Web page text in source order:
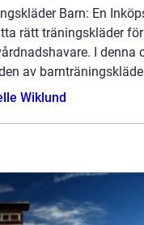
Barn: En
rätt träningskläder
I
av
Wiklund